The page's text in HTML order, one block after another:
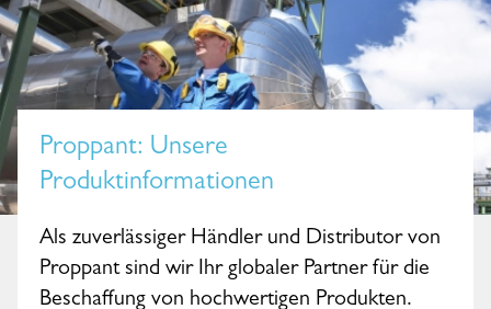
Proppant: Unsere
Produktinformationen
Als zuverlässiger Händler und Distributor von
Proppant sind wir Ihr globaler Partner für die
Beschaffung von hochwertigen Produkten.